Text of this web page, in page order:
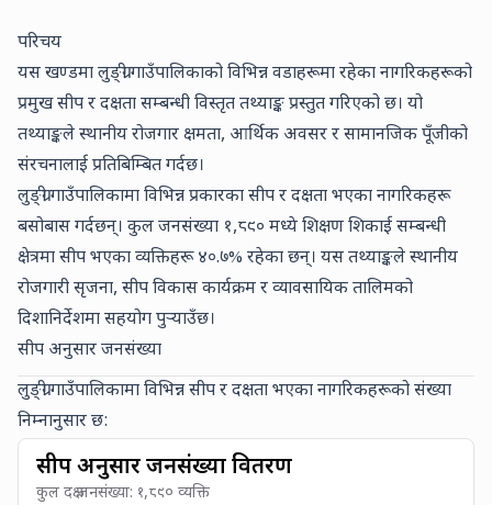
परिचय
यस खण्डमा लुङ्ग्री गाउँपालिकाको विभिन्न वडाहरूमा रहेका नागरिकहरूको
प्रमुख सीप र दक्षता सम्बन्धी विस्तृत तथ्याङ्क प्रस्तुत गरिएको छ। यो
तथ्याङ्कले स्थानीय रोजगार क्षमता, आर्थिक अवसर र सामानजिक पूँजीको
संरचनालाई प्रतिबिम्बित गर्दछ।
लुङ्ग्री गाउँपालिकामा विभिन्न प्रकारका सीप र दक्षता भएका नागरिकहरू
बसोबास गर्दछन्। कुल जनसंख्या १,८९० मध्येशिक्षण शिकाई सम्बन्धी
क्षेत्रमा सीप भएका व्यक्तिहरू ४०.७% रहेका छन्। यस तथ्याङ्कले स्थानीय
रोजगारी सृजना, सीप विकास कार्यक्रम र व्यावसायिक तालिमको
दिशानिर्देशमा सहयोग पुर्‍याउँछ।
सीप अनुसार जनसंख्या
लुङ्ग्री गाउँपालिकामा विभिन्न सीप र दक्षता भएका नागरिकहरूको संख्या
निम्नानुसार छ:
सीप अनुसार जनसंख्या वितरण
कुल दक्ष जनसंख्या: १,८९० व्यक्ति